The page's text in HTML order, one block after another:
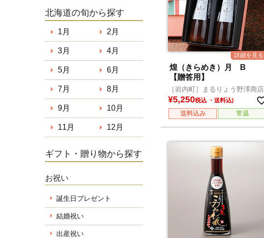
北海道の旬から探す
1月 2月
3月 4月
5月 6月
7月 8月
9月 10月
11月 12月
ギフト・贈り物から探す
お祝い
誕生日プレゼント
結婚祝い
出産祝い
煌（きらめき）月 B
【贈答用】
［岩内町］まるりょう野澤商店
¥5,250税込
送料込み 常温